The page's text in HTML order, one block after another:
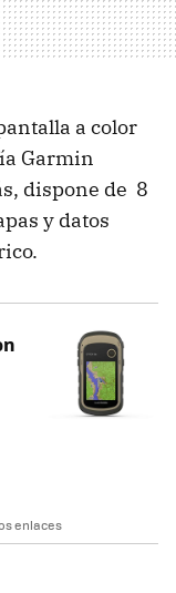
a color
Garmin
dispone de 8
y datos
enlaces